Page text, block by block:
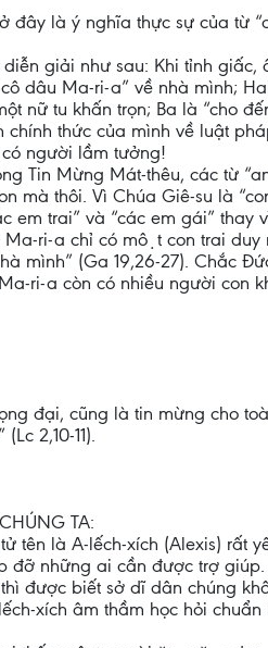
đây là ý nghĩa thực sự của từ
diễn giải như sau: Khi tỉnh
dâu Ma-ri-a” về nhà mình;
nữ tu khấn trọn; Ba là “cho
thức của mình về luật
người lầm tưởng!
Tin Mừng Mát-thêu, các từ
mà thôi. Vì Chúa Giê-su là
trai” và “các em gái”
ri-a chỉ có một con trai
(Ga 19,26-27). Chắc
ri-a còn có nhiều người con
đại, cũng là tin mừng cho
2,10-11).
TA:
tên là A-lếch-xích (Alexis)
đỡ những ai cần được trợ
được biết sở dĩ dân chúng
xích âm thầm học hỏi